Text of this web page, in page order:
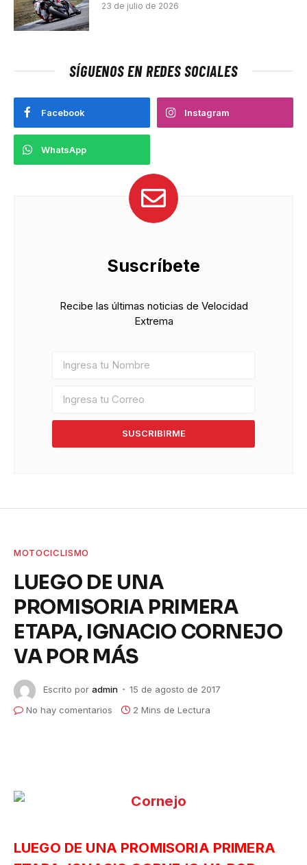
23 de julio de 2026
SÍGUENOS EN REDES SOCIALES
Facebook Instagram
WhatsApp
Suscríbete
Recibe las últimas noticias de Velocidad
Extrema
SUSCRIBIRME
MOTOCICLISMO
LUEGO DE UNA
PROMISORIA PRIMERA
ETAPA, IGNACIO CORNEJO
VA POR MÁS
Escrito por admin
15 de agosto de 2017
No hay comentarios
2 Mins de Lectura
LUEGO DE UNA PROMISORIA PRIMERA